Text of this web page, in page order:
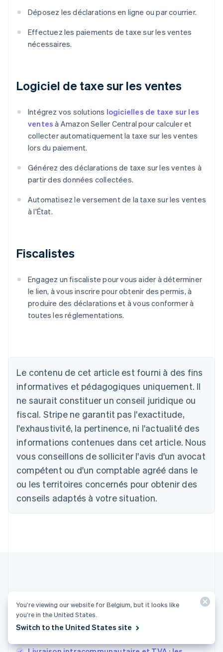
Déposez les déclarations en ligne ou par courrier.
Effectuez les paiements de taxe sur les ventes
nécessaires.
Logiciel de taxe sur les ventes
Intégrez vos solutions logicielles de taxe sur les
ventes à Amazon Seller Central pour calculer et
collecter automatiquement la taxe sur les ventes
lors du paiement.
Générez des déclarations de taxe sur les ventes à
partir des données collectées.
Automatisez le versement de la taxe sur les ventes
à l'État.
Fiscalistes
Engagez un fiscaliste pour vous aider à déterminer
le lien, à vous inscrire pour obtenir des permis, à
produire des déclarations et à vous conformer à
toutes les réglementations.
Le contenu de cet article est fourni à des fins
informatives et pédagogiques uniquement. Il
ne saurait constituer un conseil juridique ou
fiscal. Stripe ne garantit pas l'exactitude,
l'exhaustivité, la pertinence, ni l'actualité des
informations contenues dans cet article. Nous
vous conseillons de solliciter l'avis d'un avocat
compétent ou d'un comptable agréé dans le
ou les territoires concernés pour obtenir des
conseils adaptés à votre situation.
Plus d'articles
Autres articles sur la facturation
Allemagne
Deutsch
Australie
English
Autriche
Belgique
NederlandsFrançaisDeutschEnglish
Brésil
PortuguêsEnglish
Bulgarie
English
English Français
Chine continentale
English
Espagne
EspañolEnglish
English
You’re viewing our website for Belgium, but it looks like
you’re in the United States.
Switch to the United States site